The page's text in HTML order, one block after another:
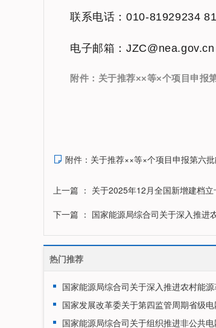
联系电话：010-81929234
电子邮箱：JZC@nea.gov.cn
附件： 关于推荐××等×个项目申报
 附件：关于推荐××等×个项目申报第六
上一篇 ： 关于2025年12月全国新增建档
下一篇 ： 国家能源局综合司关于深入推
热门推荐